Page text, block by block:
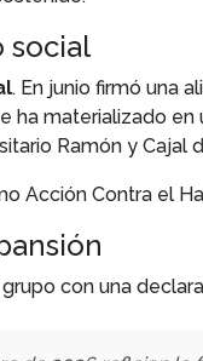
social
. En junio firmó una
materializado
Ramón y Cajal
Acción Contra el
con una